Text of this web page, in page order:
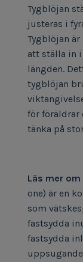
Tygblöjan
justeras i
Tygblöjan
att ställa in
längden.
tygblöjan
för föräldrar
tänka på
Läs mer om
one) är en
som
fastsydda
fastsydda